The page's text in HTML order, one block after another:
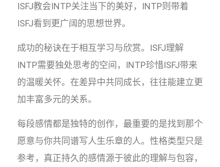
ISFJ教会INTP关注当下的美好，INTP则带着
ISFJ看到更广阔的思想世界。
成功的秘诀在于相互学习与欣赏。ISFJ理解
INTP需要独处思考的空间，INTP珍惜ISFJ带来
的温暖关怀。在差异中共同成长，往往能建立更
加丰富多元的关系。
每段感情都是独特的创作，最重要的是找到那个
愿意与你共同谱写人生乐章的人。性格类型只是
参考，真正持久的感情源于彼此的理解与包容，